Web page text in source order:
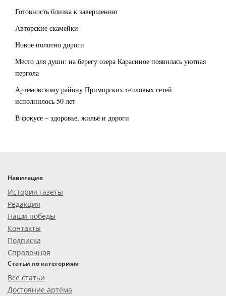
Готовность близка к завершению
Авторские скамейки
Новое полотно дороги
Место для души: на берегу озера Карасиное появилась уютная
пергола
Артёмовскому району Приморских тепловых сетей
исполнилось 50 лет
В фокусе – здоровье, жильё и дороги
Навигация
История газеты
Редакция
Наши победы
Контакты
Подписка
Справочная
Статьи по категориям
Все статьи
Достояние артёма